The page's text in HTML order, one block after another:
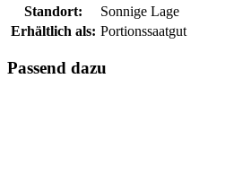
Standort:
Sonnige Lage
Erhältlich als: Portionssaatgut
Passend dazu